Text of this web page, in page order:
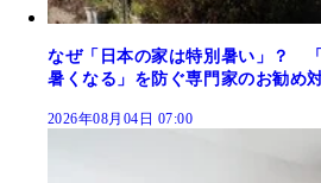
なぜ「日本の家は特別暑い」？
暑くなる」を防ぐ専門家のお勧め
2026年08月04日 07:00